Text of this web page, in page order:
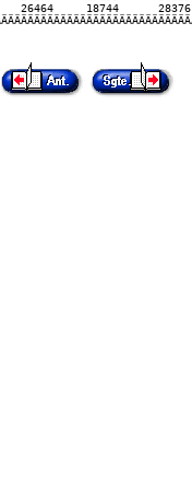
26464     18744